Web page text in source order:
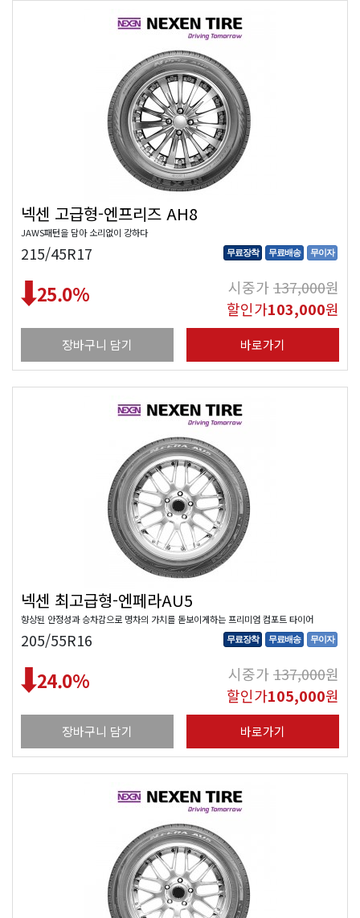
넥센 고급형-엔프리즈 AH8
JAWS패턴을 담아 소리없이 강하다
215/45R17 무료장착 무료배송 무이자
25.0% 시중가137,000원
할인가103,000원
장바구니 담기 바로가기
넥센 최고급형-엔페라AU5
향상된 안정성과 승차감으로 명차의 가치를 돋보이게하는 프리미엄 컴포트 타이어
205/55R16 무료장착 무료배송 무이자
24.0% 시중가137,000원
할인가105,000원
장바구니 담기 바로가기